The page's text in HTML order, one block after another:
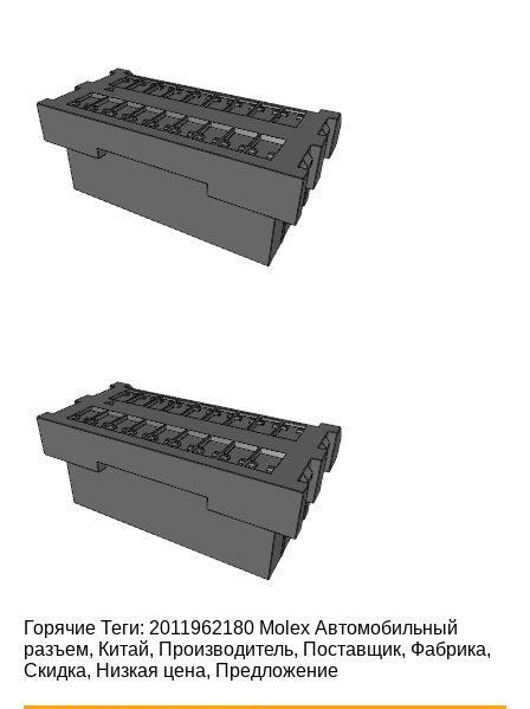
Горячие Теги: 2011962180 Molex Автомобильный
разъем, Китай, Производитель, Поставщик, Фабрика,
Скидка, Низкая цена, Предложение